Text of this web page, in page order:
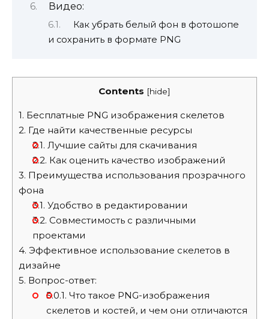
Видео:
Как убрать белый фон в фотошопе
и сохранить в формате PNG
Contents [hide]
1. Бесплатные PNG изображения скелетов
2. Где найти качественные ресурсы
2.1. Лучшие сайты для скачивания
2.2. Как оценить качество изображений
3. Преимущества использования прозрачного
фона
3.1. Удобство в редактировании
3.2. Совместимость с различными
проектами
4. Эффективное использование скелетов в
дизайне
5. Вопрос-ответ:
5.0.1. Что такое PNG-изображения
скелетов и костей, и чем они отличаются